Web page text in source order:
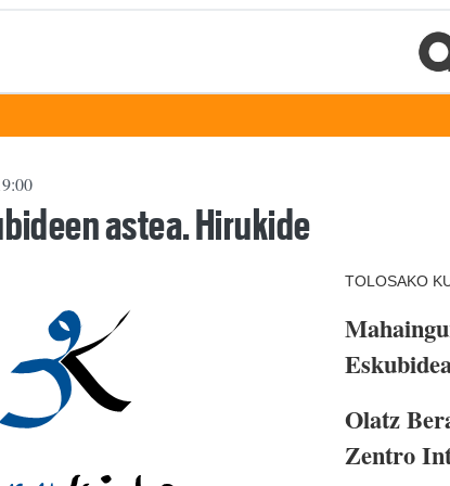
astea. Hirukide
TOLOSAKO
Olatz
Zentro